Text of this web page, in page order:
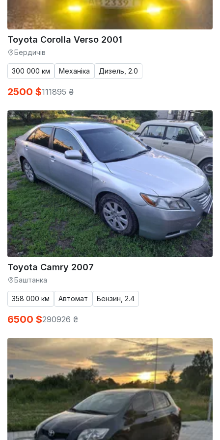
Toyota Corolla Verso 2001
Бердичів
300 000 км Механіка Дизель, 2.0
2500 $111895 ₴
Toyota Camry 2007
Баштанка
358 000 км Автомат Бензин, 2.4
6500 $290926 ₴